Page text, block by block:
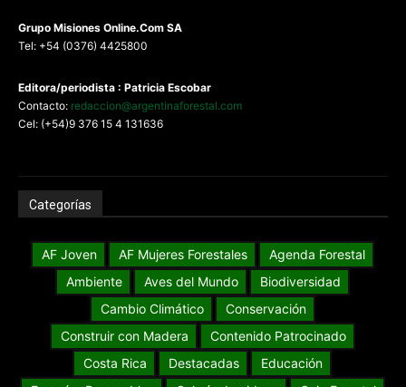
Grupo Misiones Online.Com SA
Tel: +54 (0376) 4425800
Editora/periodista : Patricia Escobar
Contacto: redaccion@argentinaforestal.com
Cel: (+54)9 376 15 4 131636
Categorías
AF Joven AF Mujeres Forestales
Agenda Forestal
Ambiente
Aves del Mundo
Biodiversidad
Cambio Climático
Conservación
Construir con Madera
Contenido Patrocinado
Costa Rica
Destacadas
Educación